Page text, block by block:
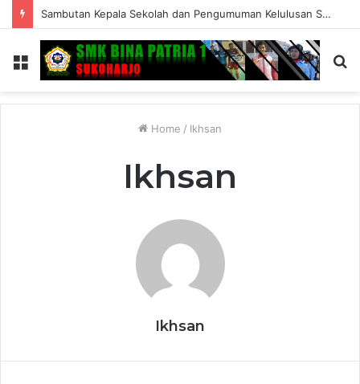
Sambutan Kepala Sekolah dan Pengumuman Kelulusan SMK Bina Patria 1 Sukoharjo Tahun Ajaran 2025/2026
Menu
Home / Ikhsan
Ikhsan
Ikhsan